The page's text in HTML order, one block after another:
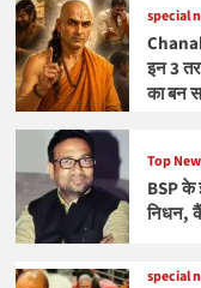
special
इन 3
का बन
Top
BSP के
निधन,
special